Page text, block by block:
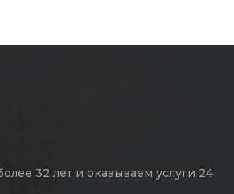
32 лет и оказываем услуги 24